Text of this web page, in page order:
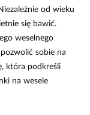
od wieku
się bawić.
weselnego
sobie na
która podkreśli
na wesele